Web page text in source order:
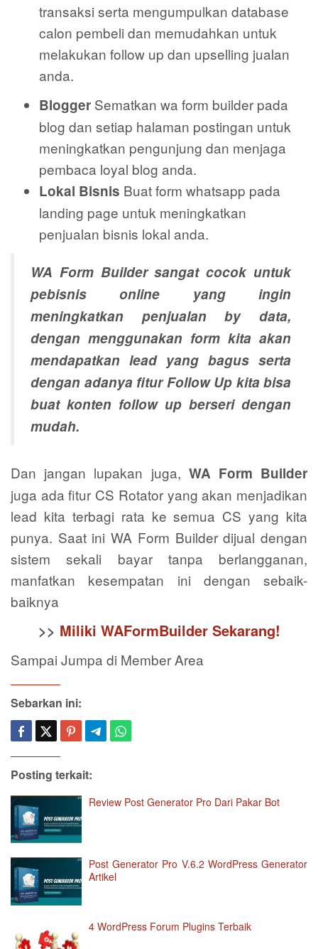
transaksi serta mengumpulkan database
calon pembeli dan memudahkan untuk
melakukan follow up dan upselling jualan
anda.
Blogger Sematkan wa form builder pada
blog dan setiap halaman postingan untuk
meningkatkan pengunjung dan menjaga
pembaca loyal blog anda.
Lokal Bisnis Buat form whatsapp pada
landing page untuk meningkatkan
penjualan bisnis lokal anda.
WA Form Builder sangat cocok untuk
pebisnis online yang ingin
meningkatkan penjualan by data,
dengan menggunakan form kita akan
mendapatkan lead yang bagus serta
dengan adanya fitur Follow Up kita bisa
buat konten follow up berseri dengan
mudah.
Dan jangan lupakan juga, WA Form Builder
juga ada fitur CS Rotator yang akan menjadikan
lead kita terbagi rata ke semua CS yang kita
punya. Saat ini WA Form Builder dijual dengan
sistem sekali bayar tanpa berlangganan,
manfatkan kesempatan ini dengan sebaik-
baiknya
>> Miliki WAFormBuilder Sekarang!
Sampai Jumpa di Member Area
Sebarkan ini:
Posting terkait:
Review Post Generator Pro Dari Pakar Bot
Post Generator Pro V.6.2 WordPress Generator
Artikel
4 WordPress Forum Plugins Terbaik